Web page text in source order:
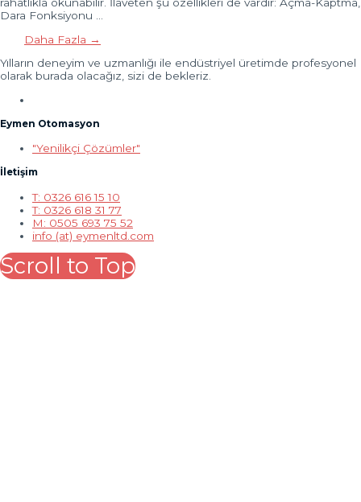
Dara Fonksiyonu …
Daha Fazla →
Yılların deneyim ve uzmanlığı ile endüstriyel üretimde profesyonel
olarak burada olacağız, sizi de bekleriz.
Eymen Otomasyon
"Yenilikçi Çözümler"
İletişim
T: 0326 616 15 10
T: 0326 618 31 77
M: 0505 693 75 52
info (at) eymenltd.com
Scroll to Top